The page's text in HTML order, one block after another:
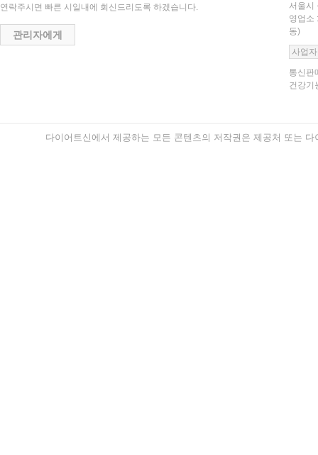
연락주시면 빠른 시일내에 회신드리도록 하겠습니다.
관리자에게
서울시
영업소
동)
사업
통신판
건강기
다이어트신에서 제공하는 모든 콘텐츠의 저작권은 제공처 또는